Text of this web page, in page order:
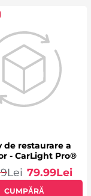
de restaurare a
- CarLight Pro®
Lei 79.99Lei
CUMPĂRĂ